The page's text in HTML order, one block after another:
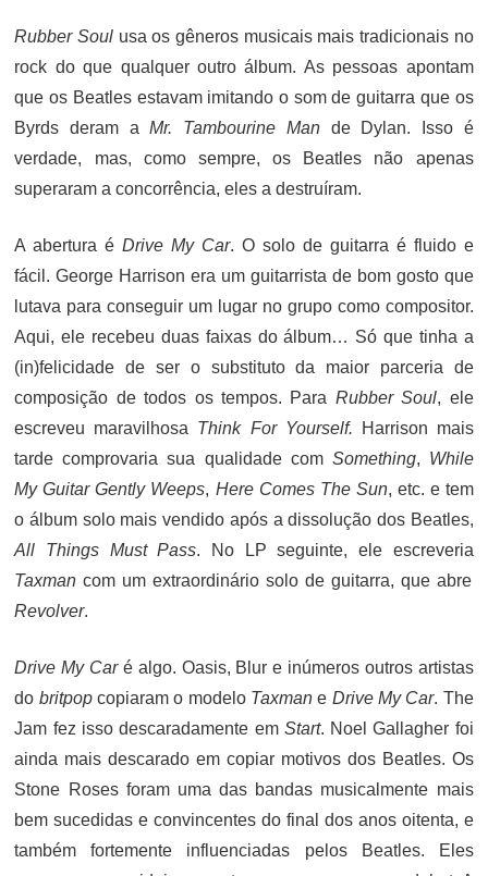
Rubber Soul usa os gêneros musicais mais tradicionais no
rock do que qualquer outro álbum. As pessoas apontam
que os Beatles estavam imitando o som de guitarra que os
Byrds deram aMr. Tambourine Mande Dylan. Isso é
verdade, mas, como sempre, os Beatles não apenas
superaram a concorrência, eles a destruíram.
A abertura éDrive My Car. O solo de guitarra é fluido e
fácil. George Harrison era um guitarrista de bom gosto que
lutava para conseguir um lugar no grupo como compositor.
Aqui, ele recebeu duas faixas do álbum… Só que tinha a
(in)felicidade de ser o substituto da maior parceria de
composição de todos os tempos. Para Rubber Soul, ele
escreveu maravilhosa Think For Yourself.
Harrison mais
tarde comprovaria sua qualidade com Something, While
My Guitar Gently Weeps, Here Comes The Sun, etc. e tem
o álbum solo mais vendido após a dissolução dos Beatles,
All Things Must Pass. No LP seguinte, ele escreveria
Taxman com um extraordinário solo de guitarra, que abre
Revolver.
Drive My Caré algo. Oasis, Blur e inúmeros outros artistas
do britpopcopiaram o modelo Taxman e Drive My Car. The
Jam fez isso descaradamente em Start. Noel Gallagher foi
ainda mais descarado em copiar motivos dos Beatles. Os
Stone Roses foram uma das bandas musicalmente mais
bem sucedidas e convincentes do final dos anos oitenta, e
também fortemente influenciadas pelos Beatles. Eles